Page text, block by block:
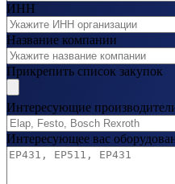
ИНН
Название компании
Прикрепить список закупок
Интересующие
Интересующее вас